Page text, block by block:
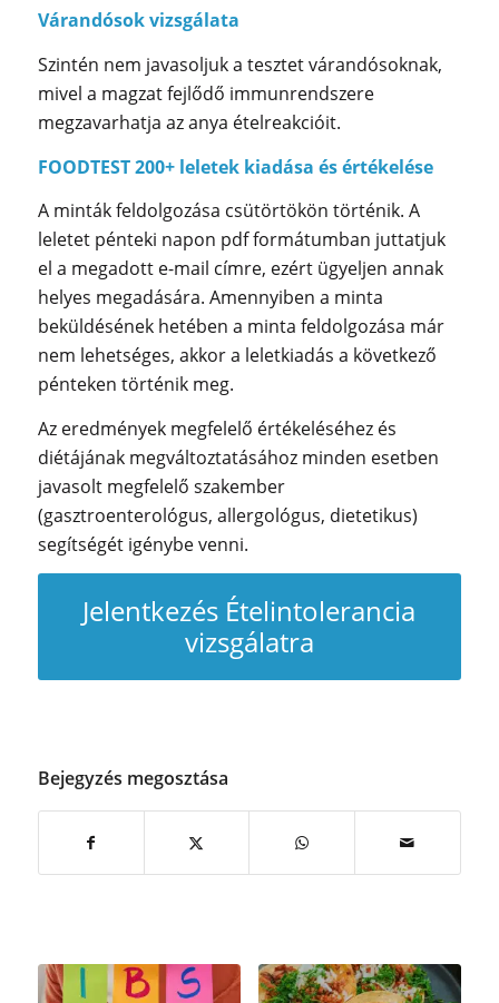
Várandósok vizsgálata
Szintén nem javasoljuk a tesztet várandósoknak,
mivel a magzat fejlődő immunrendszere
megzavarhatja az anya ételreakcióit.
FOODTEST 200+ leletek kiadása és értékelése
A minták feldolgozása csütörtökön történik. A
leletet pénteki napon pdf formátumban juttatjuk
el a megadott e-mail címre, ezért ügyeljen annak
helyes megadására. Amennyiben a minta
beküldésének hetében a minta feldolgozása már
nem lehetséges, akkor a leletkiadás a következő
pénteken történik meg.
Az eredmények megfelelő értékeléséhez és
diétájának megváltoztatásához minden esetben
javasolt megfelelő szakember
(gasztroenterológus, allergológus, dietetikus)
segítségét igénybe venni.
Jelentkezés Ételintolerancia
vizsgálatra
Bejegyzés megosztása